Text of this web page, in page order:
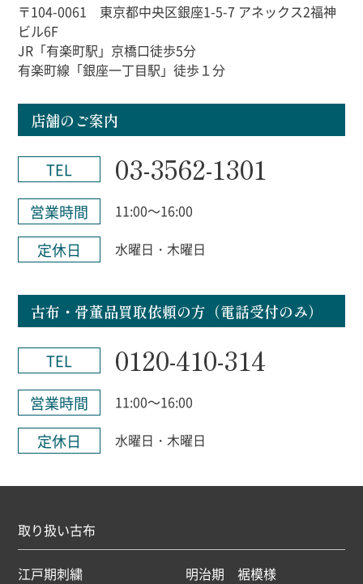
〒104-0061 東京都中央区銀座1-5-7 アネックス2福神
ビル6F
JR「有楽町駅」京橋口徒歩5分
有楽町線「銀座一丁目駅」徒歩１分
店舗のご案内
TEL 03-3562-1301
営業時間 11:00～16:00
定休日 水曜日・木曜日
古布・骨董品買取依頼の方（電話受付のみ）
TEL 0120-410-314
営業時間 11:00～16:00
定休日 水曜日・木曜日
取り扱い古布
江戸期刺繍
明治期 裾模様